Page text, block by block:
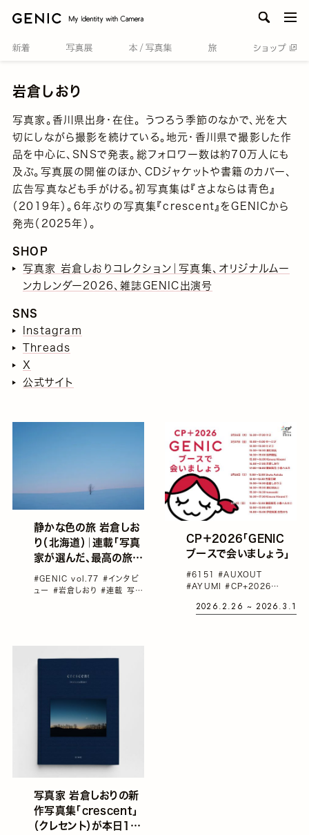
岩倉しおり
写真家。香川県出身・在住。 うつろう季節のなかで、光を大
切にしながら撮影を続けている。地元・香川県で撮影した作
品を中心に、SNSで発表。総フォロワー数は約70万人にも
及ぶ。写真展の開催のほか、CDジャケットや書籍のカバー、
広告写真なども手がける。初写真集は『さよならは青色』
（2019年）。6年ぶりの写真集『crescent』をGENICから
発売（2025年）。
SHOP
写真家 岩倉しおりコレクション｜写真集、オリジナルムー
ンカレンダー2026、雑誌GENIC出演号
SNS
Instagram
Threads
X
公式サイト
静かな色の旅 岩倉しお
り（北海道）｜連載「写真
家が選んだ、最高の旅
先」第6回
#GENIC vol.77 #インタビ
ュー #岩倉しおり #連載 写真
CP＋2026「GENIC
ブースで会いましょう」
#6151#AUXOUT
#AYUMI#CP+2026
Ashida
2026.2.26 ~ 2026.3.1
写真家 岩倉しおりの新
作写真集「crescent」
（クレセント）が本日10